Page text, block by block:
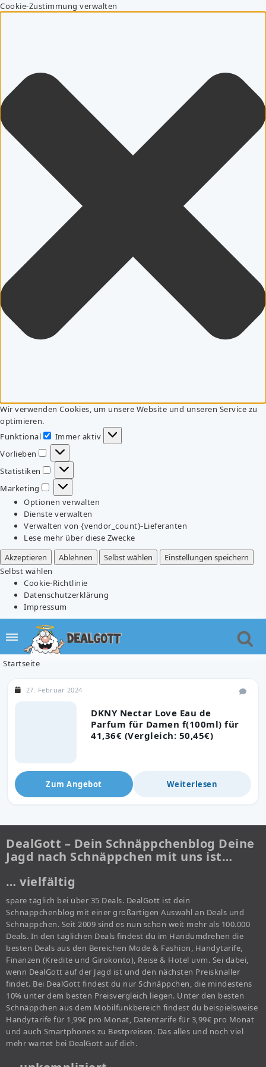
Cookie-Zustimmung verwalten
Wir verwenden Cookies, um unsere Website und unseren Service zu
optimieren.
Funktional
Funktional
Immer aktiv
Vorlieben
Vorlieben
Statistiken
Statistiken
Marketing
Marketing
Optionen verwalten
Dienste verwalten
Verwalten von {vendor_count}-Lieferanten
Lese mehr über diese Zwecke
Akzeptieren
Ablehnen Selbst wählen
Einstellungen speichern
Selbst wählen
Cookie-Richtlinie
Datenschutzerklärung
Impressum
Startseite
DKNY Nectar Love Eau de
Parfum für Damen f(100ml) für
41,36€ (Vergleich: 50,45€)
27. Februar 2024
Zum Angebot Weiterlesen
DealGott – Dein Schnäppchenblog Deine
Jagd nach Schnäppchen mit uns ist…
… vielfältig
spare täglich bei über 35 Deals. DealGott ist dein
Schnäppchenblog mit einer großartigen Auswahl an Deals und
Schnäppchen. Seit 2009 sind es nun schon weit mehr als 100.000
Deals. In den täglichen Deals findest du im Handumdrehen die
besten Deals aus den Bereichen Mode & Fashion, Handytarife,
Finanzen (Kredite und Girokonto), Reise & Hotel uvm. Sei dabei,
wenn DealGott auf der Jagd ist und den nächsten Preisknaller
findet. Bei DealGott findest du nur Schnäppchen, die mindestens
10% unter dem besten Preisvergleich liegen. Unter den besten
Schnäppchen aus dem Mobilfunkbereich findest du beispielsweise
Handytarife für 1,99€ pro Monat, Datentarife für 3,99€ pro Monat
und auch Smartphones zu Bestpreisen. Das alles und noch viel
mehr wartet bei DealGott auf dich.